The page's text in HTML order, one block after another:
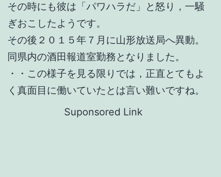
その時にも彼は「パワハラだ」と怒り，一騒
ぎおこしたようです。
その後２０１５年７月に山形放送局へ異動。
同県内の酒田報道室勤務となりました。
・・この様子を見る限りでは，正直とてもよ
く真面目に働いていたとは言い難いですね。
Suponsored Link